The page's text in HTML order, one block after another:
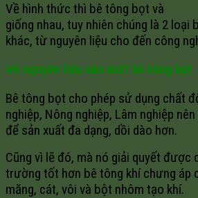
Về hình thức thì bê tông bọt và
giống nhau, tuy nhiên chúng là 2 loại
khác, từ nguyên liệu cho đến công
Về nguyên liệu sản xuất bê tông bọt
Bê tông bọt cho phép sử dụng chất
nghiệp, Nông nghiệp, Lâm nghiệp
để sản xuất đa dạng, dồi dào hơn.
Cũng vì lẽ đó, mà nó giải quyết được
trường tốt hơn bê tông khí chưng áp
măng, cát, vôi và bột nhôm tạo khí.